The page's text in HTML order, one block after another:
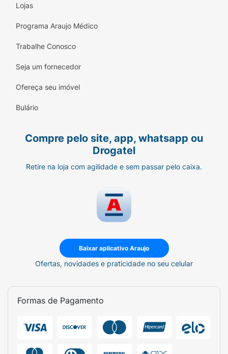
de dentes largos e amasse-os, iniciando o
movimento das pontas até a raiz. A aplicação
ideal dependerá da quantidade e do
comprimento dos fios. Não enxágue.
Lojas
Programa Araujo Médico
Trabalhe Conosco
Seja um fornecedor
Ofereça seu imóvel
Bulário
Compre pelo site, app, whatsapp ou
Drogatel
Retire na loja com agilidade e sem passar pelo caixa.
Baixar aplicativo Araujo
Ofertas, novidades e praticidade no seu celular
Formas de Pagamento